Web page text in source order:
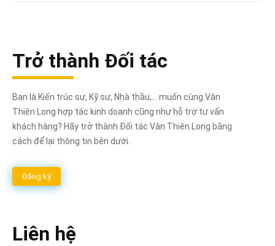
Trở thành Đối tác
Bạn là Kiến trúc sư, Kỹ sư, Nhà thầu,... muốn cùng Vân
Thiên Long hợp tác kinh doanh cũng như hỗ trợ tư vấn
khách hàng? Hãy trở thành Đối tác Vân Thiên Long bằng
cách để lại thông tin bên dưới.
Đăng ký
Liên hệ